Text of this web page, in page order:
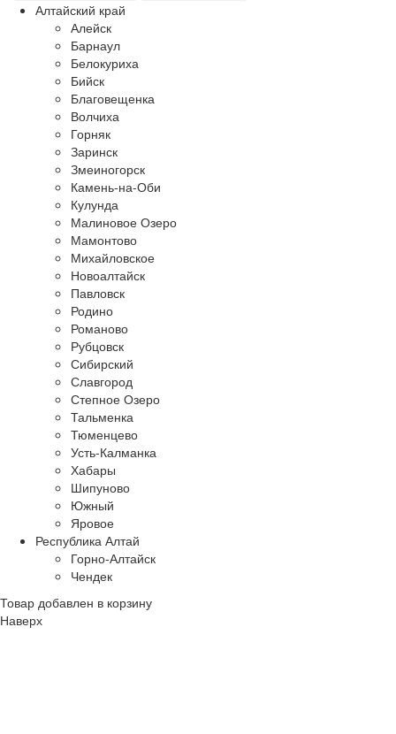
Алтайский край
Алейск
Барнаул
Белокуриха
Бийск
Благовещенка
Волчиха
Горняк
Заринск
Змеиногорск
Камень-на-Оби
Кулунда
Малиновое Озеро
Мамонтово
Михайловское
Новоалтайск
Павловск
Родино
Романово
Рубцовск
Сибирский
Славгород
Степное Озеро
Тальменка
Тюменцево
Усть-Калманка
Хабары
Шипуново
Южный
Яровое
Республика Алтай
Горно-Алтайск
Чендек
Товар добавлен в корзину
Наверх